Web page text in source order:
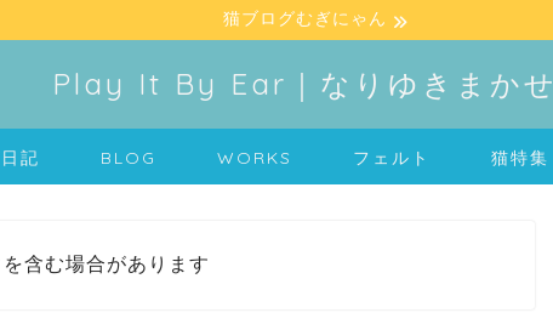
猫ブログむぎにゃん
Play It By Ear｜なりゆきまかせ
記 BLOG WORKS フェルト 猫特集
含む場合があります